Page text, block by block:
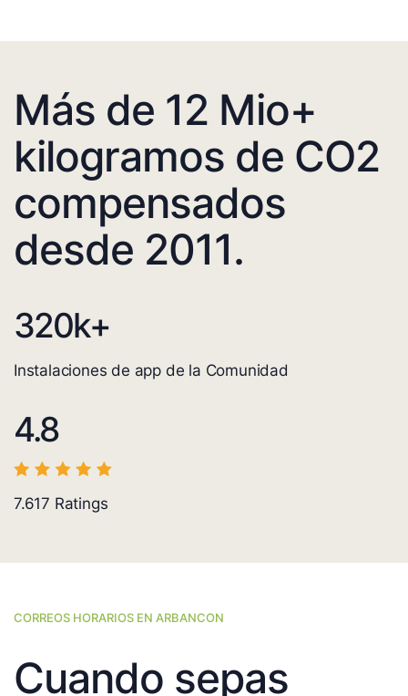
Más de 12 Mio+
kilogramos de CO2
compensados
desde 2011.
320k+
Instalaciones de app de la Comunidad
4.8
7.617 Ratings
CORREOS HORARIOS EN ARBANCON
Cuando sepas